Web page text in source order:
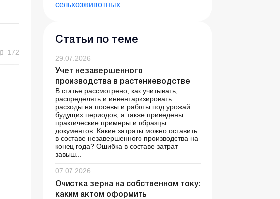
172
сельхозживотных
Статьи по теме
29.07.2026
Учет незавершенного
производства в растениеводстве
В статье рассмотрено, как учитывать,
распределять и инвентаризировать
расходы на посевы и работы под урожай
будущих периодов, а также приведены
практические примеры и образцы
документов. Какие затраты можно оставить
в составе незавершенного производства на
конец года? Ошибка в составе затрат
завыш...
07.07.2026
Очистка зерна на собственном току:
каким актом оформить